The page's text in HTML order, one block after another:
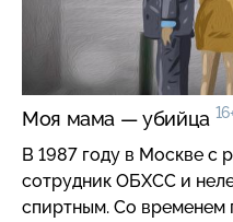
Моя мама — убийца
В 1987 году в Москве с
сотрудник ОБХСС и
спиртным. Со временем